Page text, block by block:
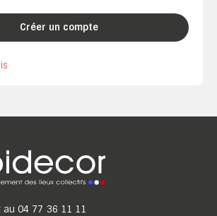
Créer un compte
au 04 77 36 11 11